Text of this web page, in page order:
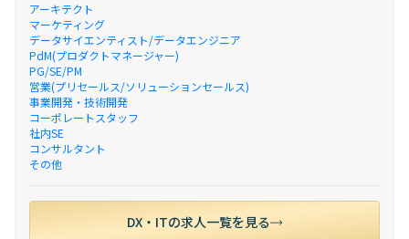
アーキテクト
マーケティング
データサイエンティスト/データエンジニア
PdM(プロダクトマネージャー)
PG/SE/PM
営業(プリセールス/ソリューションセールス)
事業開発・技術開発
コーポレートスタッフ
社内SE
コンサルタント
その他
DX・ITの求人一覧を見る